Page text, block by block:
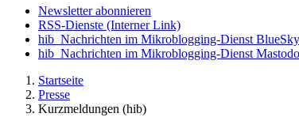
Newsletter abonnieren
RSS-Dienste (Interner Link)
hib_Nachrichten im Mikroblogging-Dienst BlueSky
hib_Nachrichten im Mikroblogging-Dienst
Startseite
Presse
Kurzmeldungen (hib)